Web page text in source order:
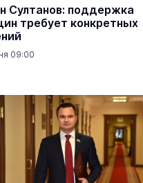
Султанов: поддержка
требует конкретных
09:00